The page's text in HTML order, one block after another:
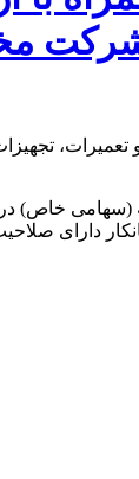
خاص) در
صلاحیت و طبق